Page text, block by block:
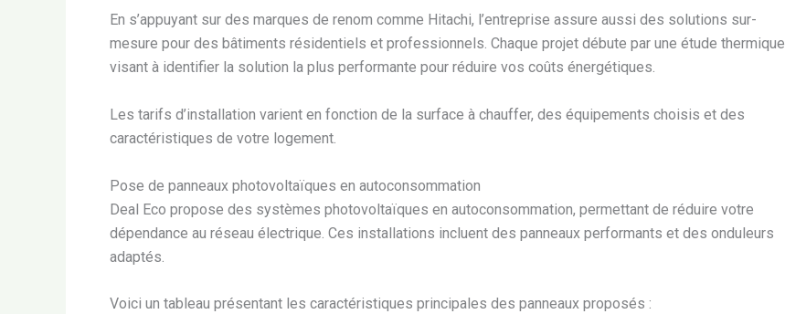
En s’appuyant sur des marques de renom comme Hitachi, l’entreprise assure aussi des solutions sur-
mesure pour des bâtiments résidentiels et professionnels. Chaque projet débute par une étude thermique
visant à identifier la solution la plus performante pour réduire vos coûts énergétiques.
Les tarifs d’installation varient en fonction de la surface à chauffer, des équipements choisis et des
caractéristiques de votre logement.
Pose de panneaux photovoltaïques en autoconsommation
Deal Eco propose des systèmes photovoltaïques en autoconsommation, permettant de réduire votre
dépendance au réseau électrique. Ces installations incluent des panneaux performants et des onduleurs
adaptés.
Voici un tableau présentant les caractéristiques principales des panneaux proposés :